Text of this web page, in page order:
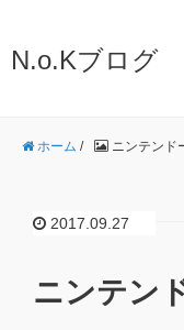
N.o.Kブログ
ホーム / ニンテンド
2017.09.27
ニンテン